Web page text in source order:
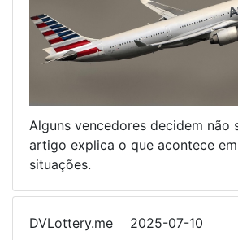
Alguns vencedores decidem não
artigo explica o que acontece
situações.
DVLottery.me 2025-07-10